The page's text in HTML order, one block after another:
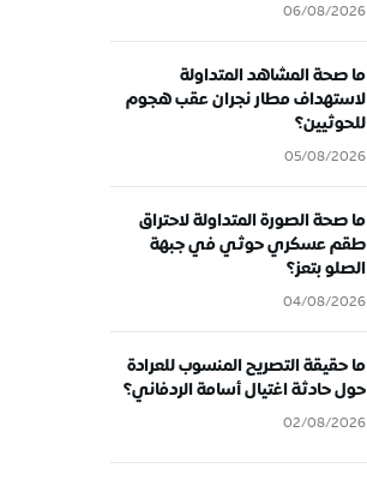
06/08/2026
ما صحة المشاهد المتداولة
لاستهداف مطار نجران عقب هجوم
للحوثيين؟
05/08/2026
ما صحة الصورة المتداولة لاحتراق
طقم عسكري حوثي في جبهة
الصلو بتعز؟
04/08/2026
ما حقيقة التصريح المنسوب للعرادة
حول حادثة اغتيال أسامة الردفاني؟
02/08/2026